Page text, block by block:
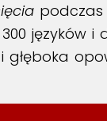
podczas
języków